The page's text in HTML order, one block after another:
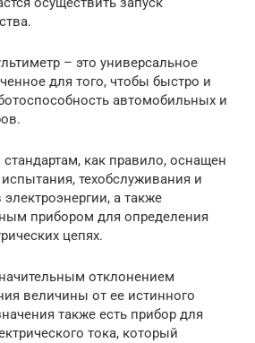
– это универсальное
для того, чтобы быстро и
автомобильных и
как правило, оснащен
техобслуживания и
а также
прибором для определения
цепях.
отклонением
величины от ее истинного
также есть прибор для
тока, который